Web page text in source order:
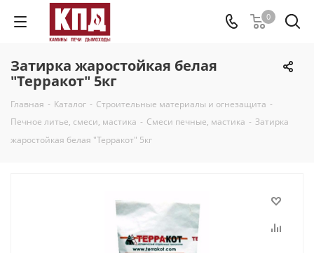
0
Затирка жаростойкая белая
"Терракот" 5кг
Главная - Каталог - Строительные материалы и огнезащита -
Печное литье, смеси, мастика - Смеси печные, мастика - Затирка
жаростойкая белая "Терракот" 5кг